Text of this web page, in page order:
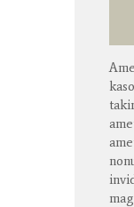
kaso